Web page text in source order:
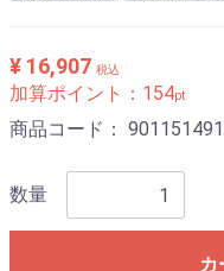
¥ 16,907 税込
加算ポイント： 154pt
商品コード：
数量
カ